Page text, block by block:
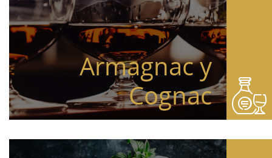
Armagnac y
Cognac